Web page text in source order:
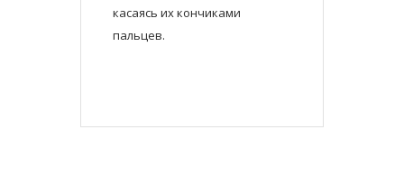
касаясь их кончиками
пальцев.